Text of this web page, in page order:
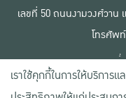
เลขที่ 50 ถนนงามวงศ์วาน
โทรศัพ
เงื่
ข้
นโ
เราใช้คุกกี้ในการให้บริการ